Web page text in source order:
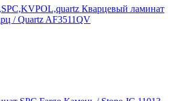
Кварцевый ламинат
/ Quartz AF3511QV